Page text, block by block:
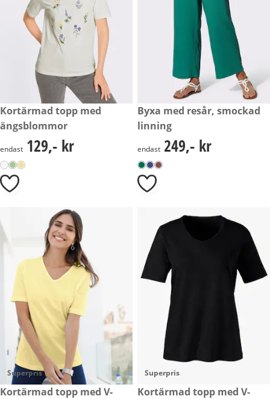
129,- kr
Kortärmad topp med
ängsblommor
129,- kr
endast 129,- kr
249,- kr
Byxa med resår, smockad
linning
249,- kr
endast 249,- kr
Superpris
99,- kr
Kortärmad topp med V-
Superpris
99,- kr
Kortärmad topp med V-